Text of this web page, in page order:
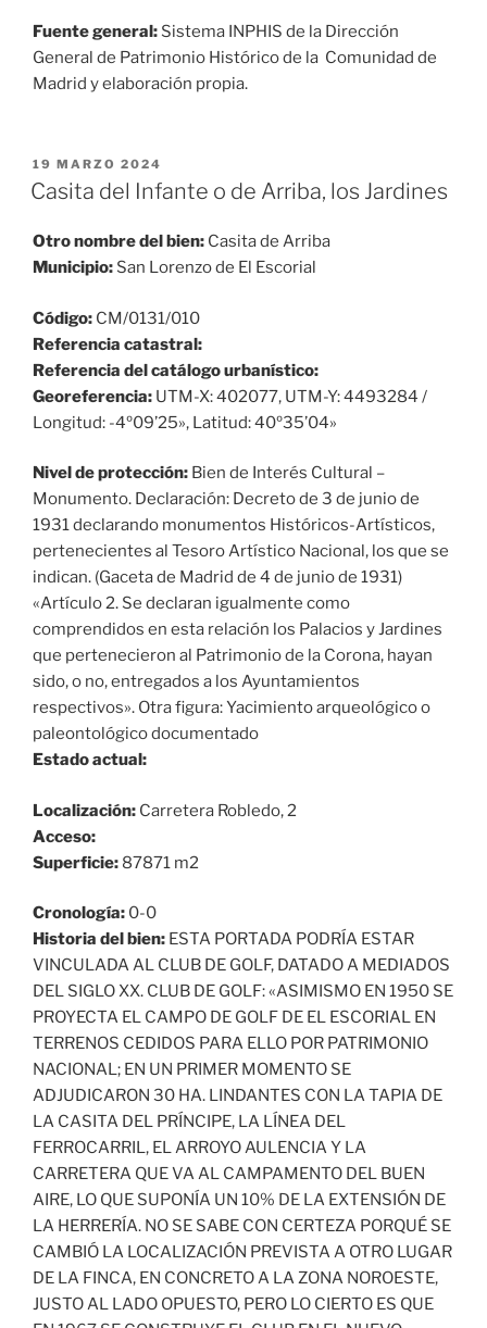
Fuente general: Sistema INPHIS de la Dirección
General de Patrimonio Histórico de la Comunidad de
Madrid y elaboración propia.
PUBLICADO
EL
19 MARZO 2024
Casita del Infante o de Arriba, los Jardines
Otro nombre del bien: Casita de Arriba
Municipio: San Lorenzo de El Escorial
Código: CM/0131/010
Referencia catastral:
Referencia del catálogo urbanístico:
Georeferencia: UTM-X: 402077, UTM-Y: 4493284 /
Longitud: -4º09’25», Latitud: 40º35’04»
Nivel de protección: Bien de Interés Cultural –
Monumento. Declaración: Decreto de 3 de junio de
1931 declarando monumentos Históricos-Artísticos,
pertenecientes al Tesoro Artístico Nacional, los que se
indican. (Gaceta de Madrid de 4 de junio de 1931)
«Artículo 2. Se declaran igualmente como
comprendidos en esta relación los Palacios y Jardines
que pertenecieron al Patrimonio de la Corona, hayan
sido, o no, entregados a los Ayuntamientos
respectivos». Otra figura: Yacimiento arqueológico o
paleontológico documentado
Estado actual:
Localización: Carretera Robledo, 2
Acceso:
Superficie: 87871 m2
Cronología: 0-0
Historia del bien: ESTA PORTADA PODRÍA ESTAR
VINCULADA AL CLUB DE GOLF, DATADO A MEDIADOS
DEL SIGLO XX. CLUB DE GOLF: «ASIMISMO EN 1950 SE
PROYECTA EL CAMPO DE GOLF DE EL ESCORIAL EN
TERRENOS CEDIDOS PARA ELLO POR PATRIMONIO
NACIONAL; EN UN PRIMER MOMENTO SE
ADJUDICARON 30 HA. LINDANTES CON LA TAPIA DE
LA CASITA DEL PRÍNCIPE, LA LÍNEA DEL
FERROCARRIL, EL ARROYO AULENCIA Y LA
CARRETERA QUE VA AL CAMPAMENTO DEL BUEN
AIRE, LO QUE SUPONÍA UN 10% DE LA EXTENSIÓN DE
LA HERRERÍA. NO SE SABE CON CERTEZA PORQUÉ SE
CAMBIÓ LA LOCALIZACIÓN PREVISTA A OTRO LUGAR
DE LA FINCA, EN CONCRETO A LA ZONA NOROESTE,
JUSTO AL LADO OPUESTO, PERO LO CIERTO ES QUE